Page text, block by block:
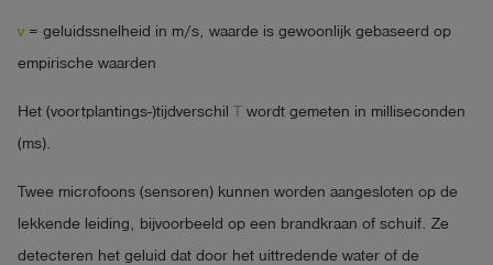
v = geluidssnelheid in m/s, waarde is gewoonlijk gebaseerd op
empirische waarden
Het (voortplantings-)tijdverschil T wordt gemeten in milliseconden
(ms).
Twee microfoons (sensoren) kunnen worden aangesloten op de
lekkende leiding, bijvoorbeeld op een brandkraan of schuif. Ze
detecteren het geluid dat door het uittredende water of de